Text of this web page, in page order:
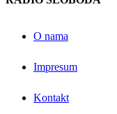
O nama
Impresum
Kontakt